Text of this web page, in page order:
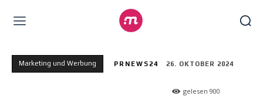
Marketing und Werbung PRNEWS24 26. OKTOBER 2024
gelesen 900